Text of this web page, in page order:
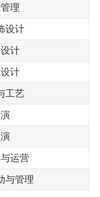
理
设计
设计
计
工艺
运营
与管理